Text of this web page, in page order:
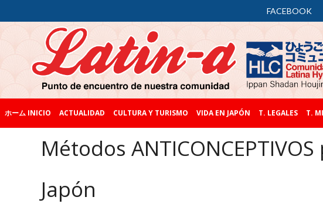
FACEBOOK
ホーム INICIO ACTUALIDAD CULTURA Y TURISMO VIDA EN JAPÓN T. LEGALES T.
Métodos
Japón